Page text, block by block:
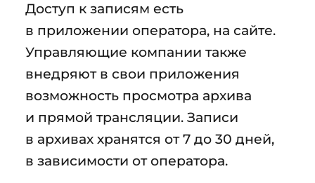
Доступ к записям есть
в приложении оператора, на сайте.
Управляющие компании также
внедряют в свои приложения
возможность просмотра архива
и прямой трансляции. Записи
в архивах хранятся от 7 до 30 дней,
в зависимости от оператора.